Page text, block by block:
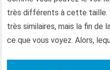
très différents à cette taille.
très similaires, mais la fin de
ce que vous voyez. Alors,